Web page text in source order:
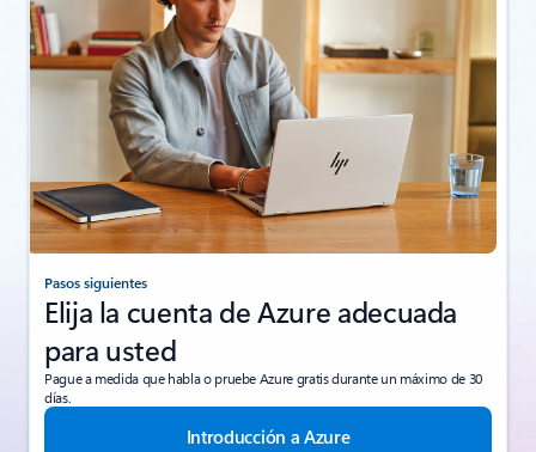
Pasos siguientes
Elija la cuenta de Azure adecuada
para usted
Pague a medida que habla o pruebe Azure gratis durante un máximo de 30
días.
Introducción a Azure